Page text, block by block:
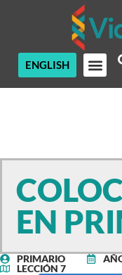
ENGLISH
EN
PRIMARIO
LECCIÓN 7